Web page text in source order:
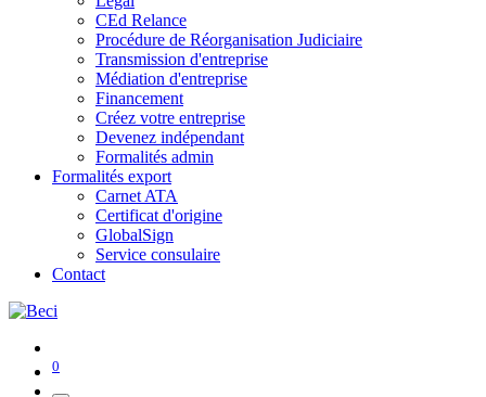
CEd Relance
Procédure de Réorganisation Judiciaire
Transmission d'entreprise
Médiation d'entreprise
Financement
Créez votre entreprise
Devenez indépendant
Formalités admin
Formalités export
Carnet ATA
Certificat d'origine
GlobalSign
Service consulaire
Contact
0